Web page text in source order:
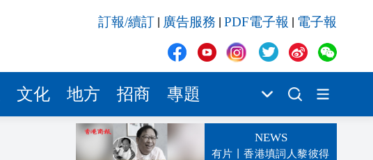
訂報/續訂 廣告服務 PDF電子報 電子報
文化 地方 招商 專題
NEWS
有片丨香港填詞人黎彼得